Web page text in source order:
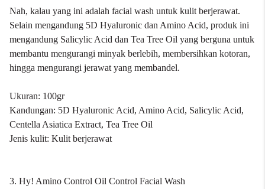
Nah, kalau yang ini adalah facial wash untuk kulit berjerawat.
Selain mengandung 5D Hyaluronic dan Amino Acid, produk ini
mengandung Salicylic Acid dan Tea Tree Oil yang berguna untuk
membantu mengurangi minyak berlebih, membersihkan kotoran,
hingga mengurangi jerawat yang membandel.
Ukuran: 100gr
Kandungan: 5D Hyaluronic Acid, Amino Acid, Salicylic Acid,
Centella Asiatica Extract, Tea Tree Oil
Jenis kulit: Kulit berjerawat
3. Hy! Amino Control Oil Control Facial Wash